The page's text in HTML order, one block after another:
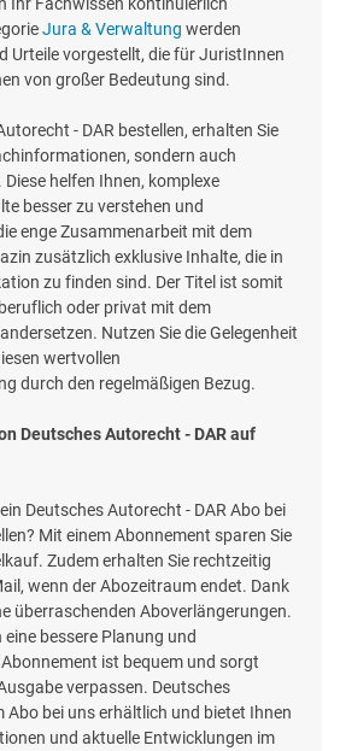
Jura & Verwaltung werden
Urteile vorgestellt, die für JuristInnen
von großer Bedeutung sind.
- DAR bestellen, erhalten Sie
sondern auch
helfen Ihnen, komplexe
besser zu verstehen und
enge Zusammenarbeit mit dem
zusätzlich exklusive Inhalte, die in
zu finden sind. Der Titel ist somit
oder privat mit dem
Nutzen Sie die Gelegenheit
wertvollen
durch den regelmäßigen Bezug.
Deutsches Autorecht - DAR auf
Deutsches Autorecht - DAR Abo bei
Mit einem Abonnement sparen Sie
Zudem erhalten Sie rechtzeitig
wenn der Abozeitraum endet. Dank
überraschenden Aboverlängerungen.
bessere Planung und
ist bequem und sorgt
verpassen. Deutsches
Abo bei uns erhältlich und bietet Ihnen
und aktuelle Entwicklungen im